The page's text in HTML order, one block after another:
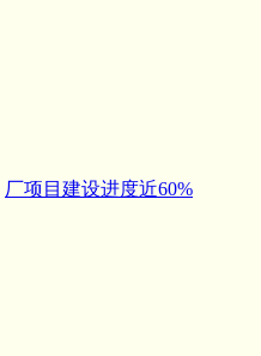
厂项目建设进度近60%